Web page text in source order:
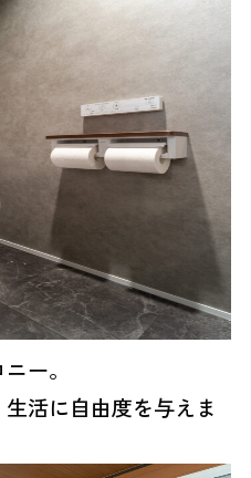
ー。
活に自由度を与えま